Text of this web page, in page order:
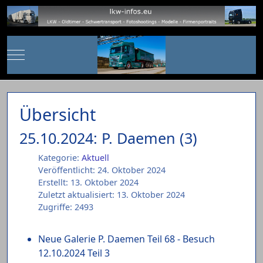
Mobile Menu Toggle
Übersicht
25.10.2024: P. Daemen (3)
Kategorie: Aktuell
Veröffentlicht: 24. Oktober 2024
Erstellt: 13. Oktober 2024
Zuletzt aktualisiert: 13. Oktober 2024
Zugriffe: 2493
Neue Galerie P. Daemen Teil 68 - Besuch
12.10.2024 Teil 3